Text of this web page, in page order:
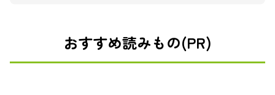
おすすめ読みもの(PR)